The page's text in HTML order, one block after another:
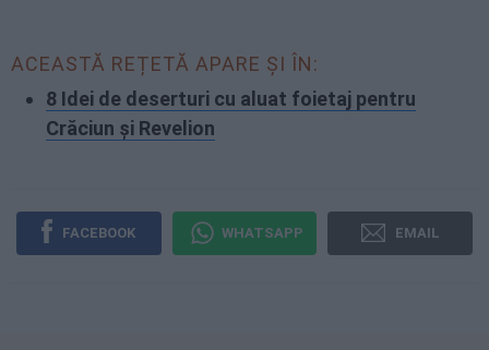
ACEASTĂ REȚETĂ APARE ȘI ÎN:
8 Idei de deserturi cu aluat foietaj pentru
Crăciun și Revelion
FACEBOOK WHATSAPP EMAIL